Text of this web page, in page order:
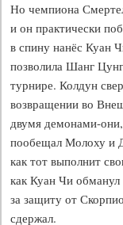
Но чемпиона
и он практически
в спину нанёс Куан
позволила Шанг
турнире. Колдун
возвращении во
двумя демонами-
пообещал Молоху и
как тот выполнит
как Куан Чи
за защиту от
сдержал.